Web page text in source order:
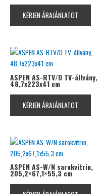
KÉRJEN ÁRAJÁNLATOT
ASPEN AS-RTV/D TV-állvány,
48,7x223x41 cm
KÉRJEN ÁRAJÁNLATOT
ASPEN AS-W/N sarokvitrin,
205,2×67,1×55,3 cm